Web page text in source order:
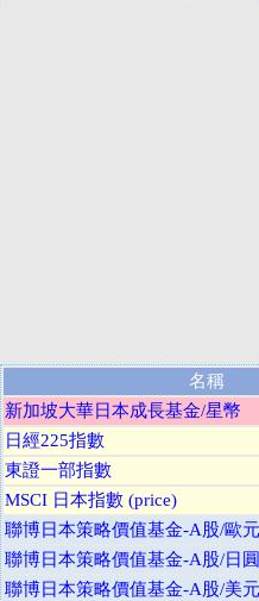
名稱
新加坡大華日本成長基金/星幣
日經225指數
東證一部指數
MSCI 日本指數 (price)
聯博日本策略價值基金-A股/歐元
聯博日本策略價值基金-A股/日圓
聯博日本策略價值基金-A股/美元